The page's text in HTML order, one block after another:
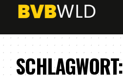
SCHLAGWORT: